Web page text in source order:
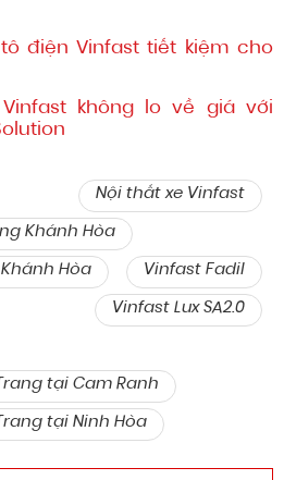
điện Vinfast tiết kiệm cho
không lo về giá với
Nội thất xe Vinfast
Khánh Hòa
Hòa Vinfast Fadil
Vinfast Lux SA2.0
tại Cam Ranh
tại Ninh Hòa